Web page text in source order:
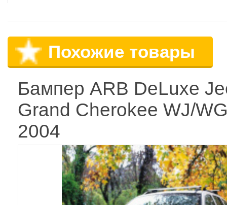
Похожие товары
Бампер ARB DeLuxe
Grand Cherokee WJ/
2004